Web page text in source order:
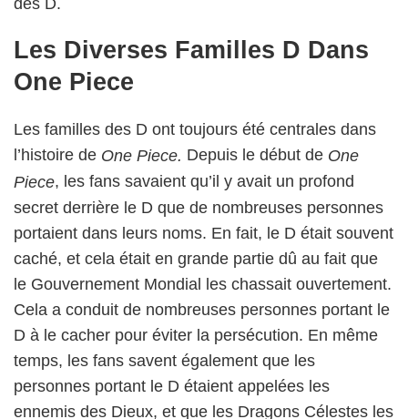
Les Diverses Familles D Dans
One Piece
Les familles des D ont toujours été centrales dans
l’histoire de One Piece. Depuis le début de One
Piece, les fans savaient qu’il y avait un profond
secret derrière le D que de nombreuses personnes
portaient dans leurs noms. En fait, le D était souvent
caché, et cela était en grande partie dû au fait que
le Gouvernement Mondial les chassait ouvertement.
Cela a conduit de nombreuses personnes portant le
D à le cacher pour éviter la persécution. En même
temps, les fans savent également que les
personnes portant le D étaient appelées les
ennemis des Dieux, et que les Dragons Célestes les